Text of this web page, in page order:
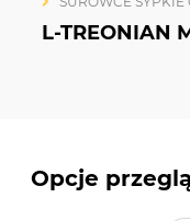
L-TREONIAN
Opcje